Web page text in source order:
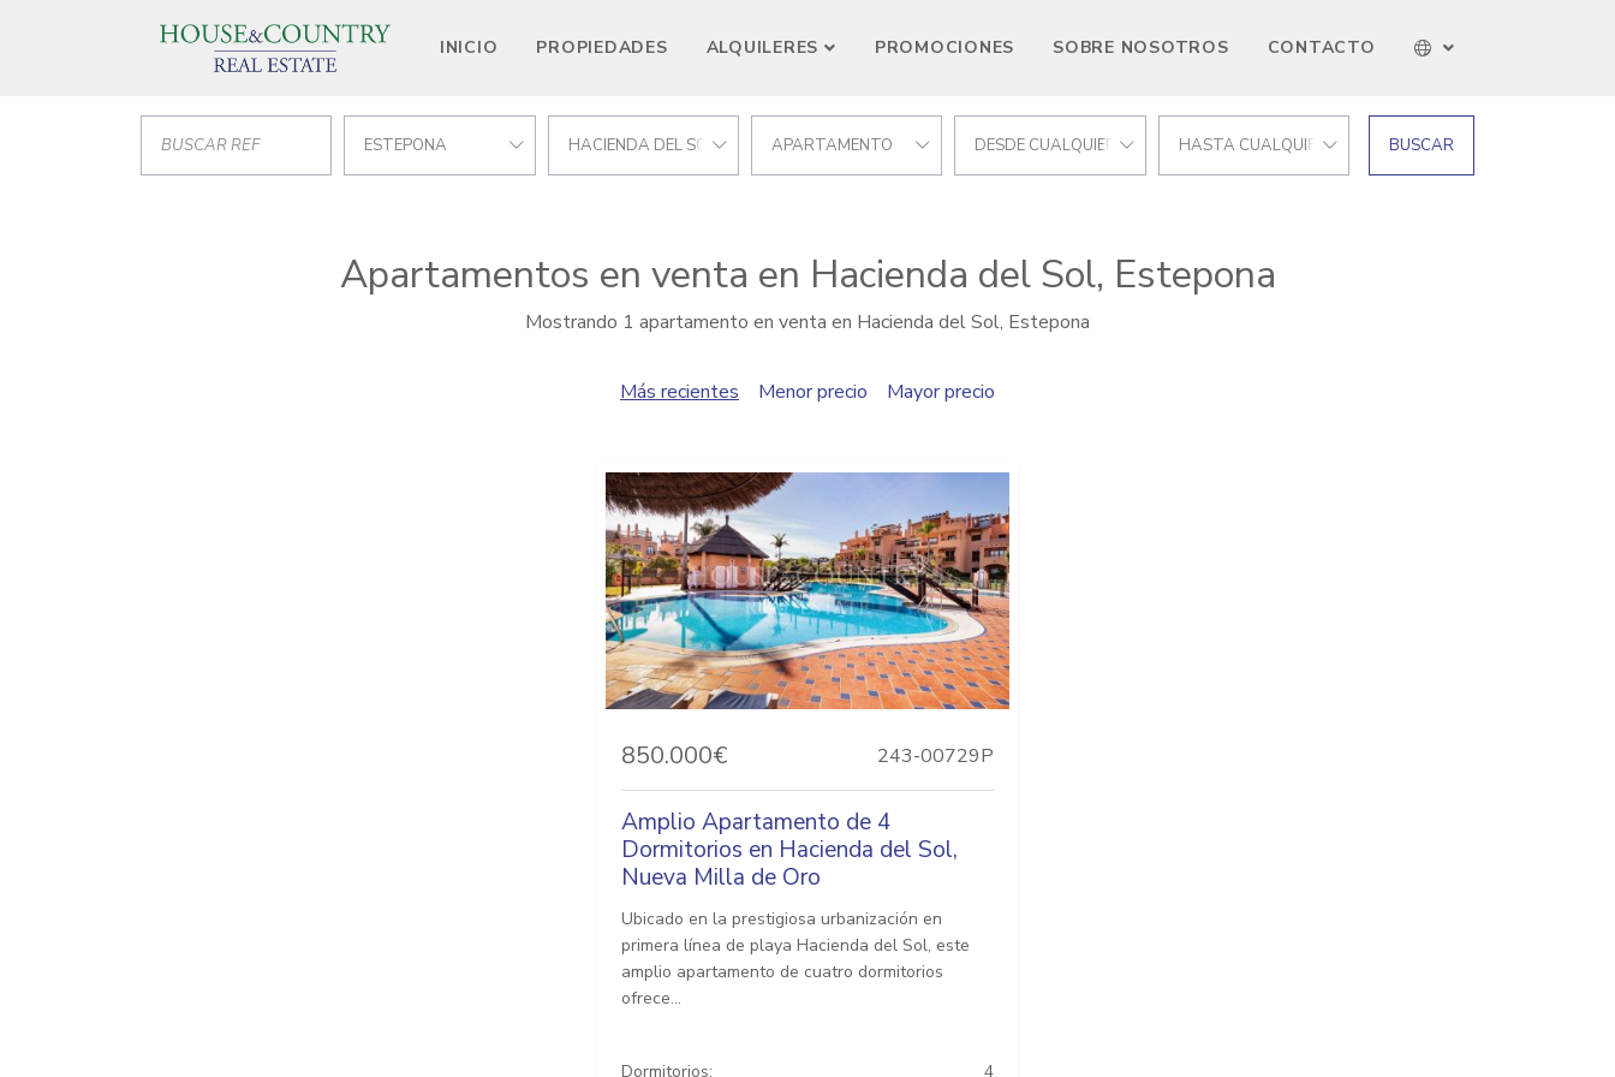
INICIO PROPIEDADES ALQUILERES PROMOCIONES SOBRE NOSOTROS CONTACTO
ESTEPONA HACIENDA DEL SOL APARTAMENTO DESDE CUALQUIER PRECIO HASTA CUALQUIER PRECIO BUSCAR
Apartamentos en venta en Hacienda del Sol, Estepona
Mostrando 1 apartamento en venta en Hacienda del Sol, Estepona
Más recientes Menor precio Mayor precio
850.000€ 243-00729P
Amplio Apartamento de 4
Dormitorios en Hacienda del Sol,
Nueva Milla de Oro
Ubicado en la prestigiosa urbanización en
primera línea de playa Hacienda del Sol, este
amplio apartamento de cuatro dormitorios
ofrece...
Dormitorios: 4